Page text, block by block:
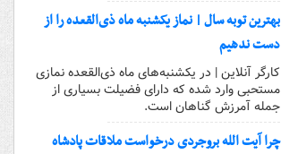
بهترین توبه سال | نماز یکشنبه‌ ماه ذی‌القعده را از
دست ندهیم
کارگر آنلاین | در یکشنبه‌های ماه ذی‌القعده نمازی
مستحبی وارد شده که دارای فضیلت بسیاری از
جمله آمرزش گناهان است.
چرا آیت الله بروجردی درخواست ملاقات پادشاه